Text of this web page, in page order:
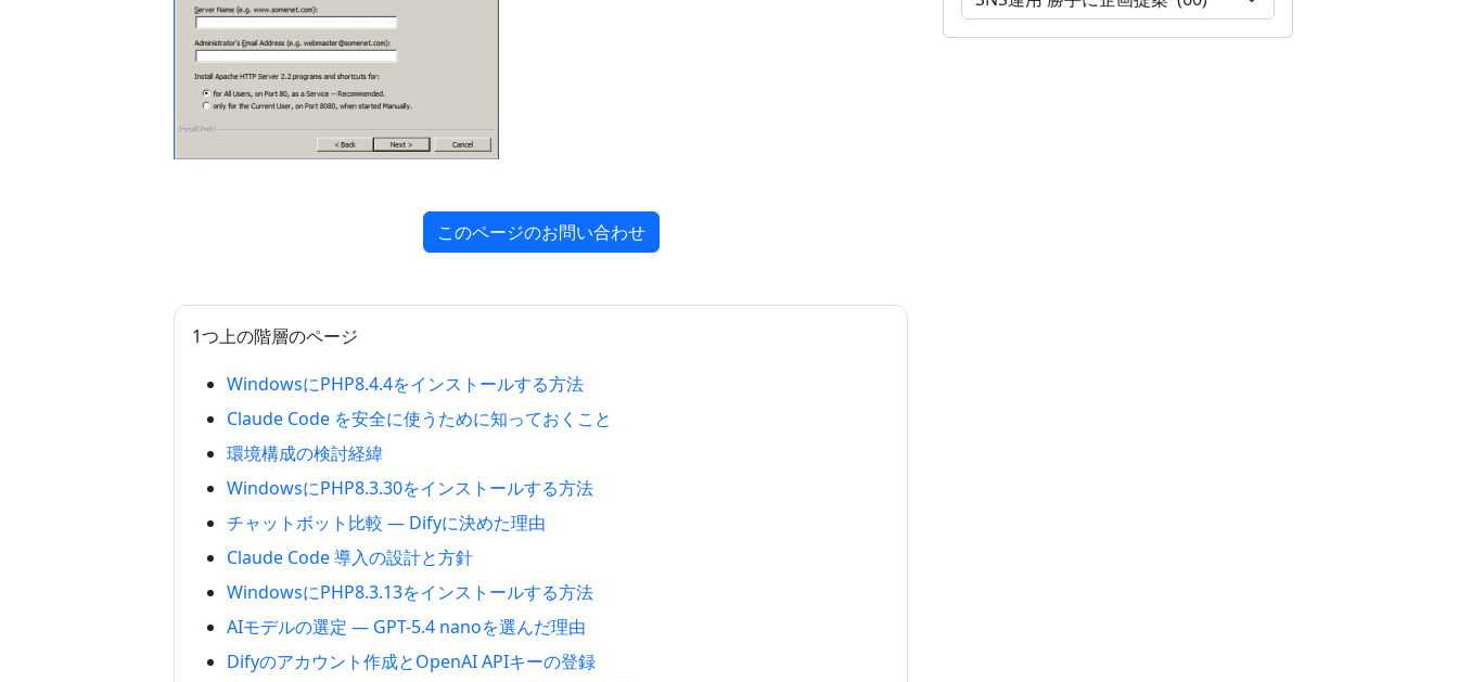
このページのお問い合わせ
1つ上の階層のページ
WindowsにPHP8.4.4をインストールする方法
Claude Code を安全に使うために知っておくこと
環境構成の検討経緯
WindowsにPHP8.3.30をインストールする方法
チャットボット比較 — Difyに決めた理由
Claude Code 導入の設計と方針
WindowsにPHP8.3.13をインストールする方法
AIモデルの選定 — GPT-5.4 nanoを選んだ理由
Difyのアカウント作成とOpenAI APIキーの登録